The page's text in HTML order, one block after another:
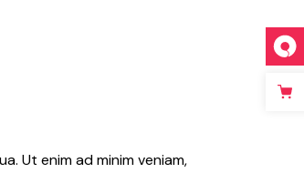
Ut enim ad minim veniam,